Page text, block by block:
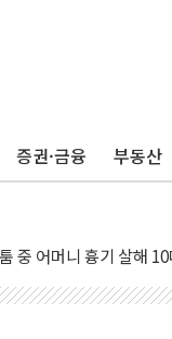
증권·금융 부동산
택가서 흉기 난동…60
혼 때문에 손해 보는
' 피해자 기림의 날 참
벌서 해루질 중 실종
민석에 '뻔뻔' 받아친 정
개편 재검토 지시…與